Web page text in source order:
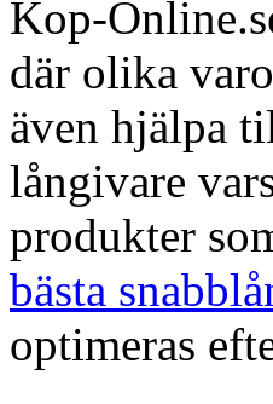
Kop-
där olika
även hjälpa
långivare
produkter
bästa
optimeras